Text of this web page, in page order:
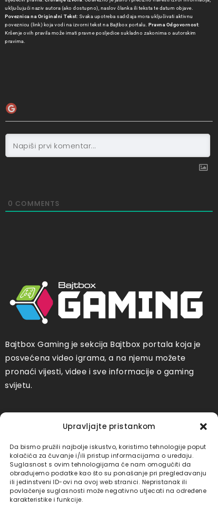
Upravljajte pristankom
Da bismo pružili najbolje iskustvo, koristimo tehnologije poput
kolačića za čuvanje i/ili pristup informacijama o uređaju.
Suglasnost s ovim tehnologijama će nam omogućiti da
obrađujemo podatke kao što su ponašanje pri pregledavanju
ili jedinstveni ID-ovi na ovoj web stranici. Nepristanak ili
povlačenje suglasnosti može negativno utjecati na određene
karakteristike i funkcije.
uključujući naziv autora (ako dostupno), naslov članka ili teksta te datum objave.
Poveznica na Originalni Tekst: Svaka upotreba sadržaja mora uključivati aktivnu
poveznicu (link) koja vodi na izvorni tekst na Bajtbox portalu. Pravna Odgovornost:
Kršenje ovih pravila može imati pravne posljedice sukladno zakonima o autorskim
pravima.
0 COMMENTS
Bajtbox Gaming je sekcija Bajtbox portala koja je
posvećena video igrama, a na njemu možete
pronaći vijesti, videe i sve informacije o gaming
svijetu.
Društvene mreže
Bajtbox Youtube Bajtbox TikTok
Bajtbox
Instagram
Bajtbox
Facebook